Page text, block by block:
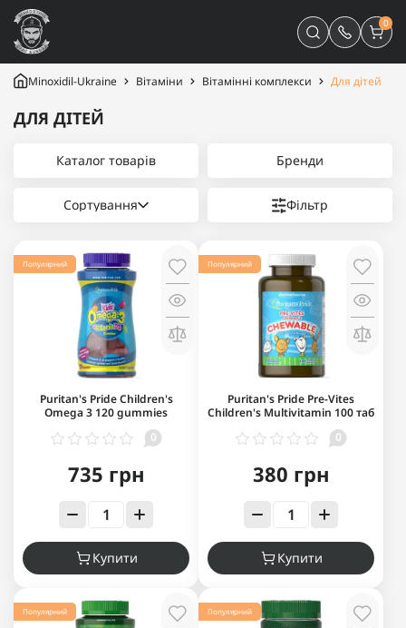
0
Minoxidil-Ukraine Вітаміни Вітамінні комплекси Для дітей
ДЛЯ ДІТЕЙ
Каталог товарів Бренди
Сортування Фільтр
Популярний
Puritan's Pride Children's
Omega 3 120 gummies
0
735 грн
Купити
Популярний
Puritan's Pride Pre-Vites
Children's Multivitamin 100 таб
0
380 грн
Купити
Популярний Популярний